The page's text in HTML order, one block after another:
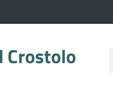
Crostolo